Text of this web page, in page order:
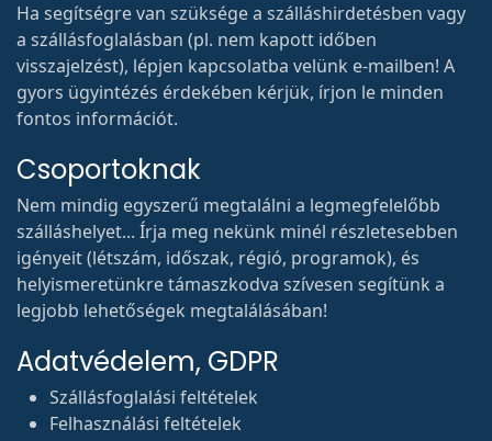
Ha segítségre van szüksége a szálláshirdetésben vagy
a szállásfoglalásban (pl. nem kapott időben
visszajelzést), lépjen kapcsolatba velünk e-mailben! A
gyors ügyintézés érdekében kérjük, írjon le minden
fontos információt.
Csoportoknak
Nem mindig egyszerű megtalálni a legmegfelelőbb
szálláshelyet... Írja meg nekünk minél részletesebben
igényeit (létszám, időszak, régió, programok), és
helyismeretünkre támaszkodva szívesen segítünk a
legjobb lehetőségek megtalálásában!
Adatvédelem, GDPR
Szállásfoglalási feltételek
Felhasználási feltételek